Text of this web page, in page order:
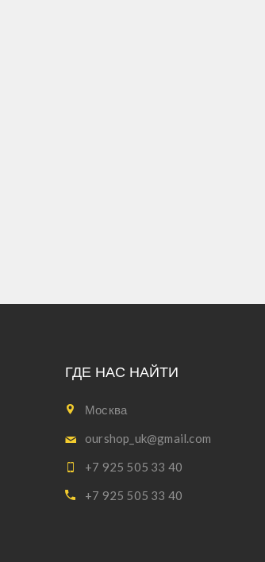
ГДЕ НАС НАЙТИ
Москва
ourshop_uk@gmail.com
+7 925 505 33 40
+7 925 505 33 40